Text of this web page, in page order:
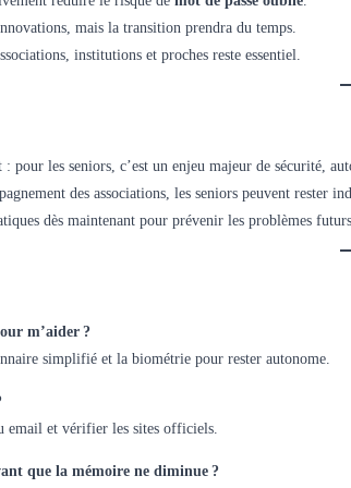
mais la transition prendra du temps.
institutions et proches reste essentiel.
: pour les seniors, c’est un enjeu majeur de sécurité,
des associations, les seniors peuvent rester
dès maintenant pour prévenir les problèmes
m’aider ?
simplifié et la biométrie pour rester autonome.
email et vérifier les sites officiels.
que la mémoire ne diminue ?